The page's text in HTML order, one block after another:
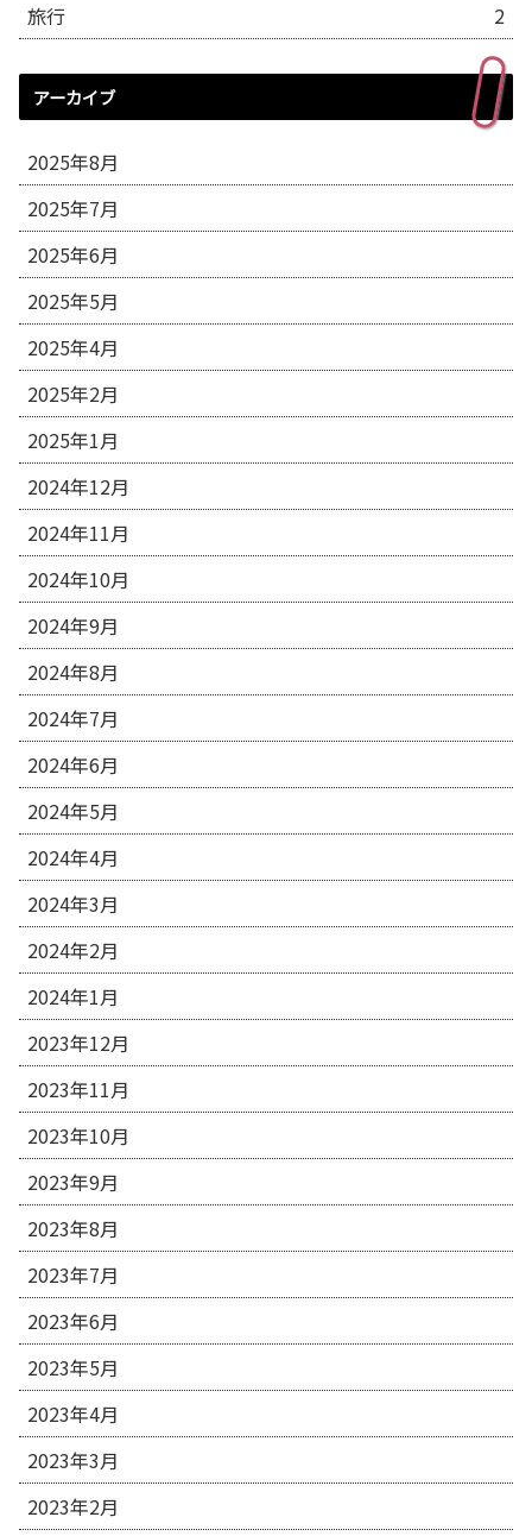
旅行
2
アーカイブ
2025年8月
2025年7月
2025年6月
2025年5月
2025年4月
2025年2月
2025年1月
2024年12月
2024年11月
2024年10月
2024年9月
2024年8月
2024年7月
2024年6月
2024年5月
2024年4月
2024年3月
2024年2月
2024年1月
2023年12月
2023年11月
2023年10月
2023年9月
2023年8月
2023年7月
2023年6月
2023年5月
2023年4月
2023年3月
2023年2月